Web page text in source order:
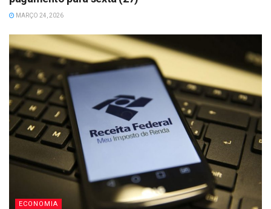
MARÇO 24, 2026
ECONOMIA